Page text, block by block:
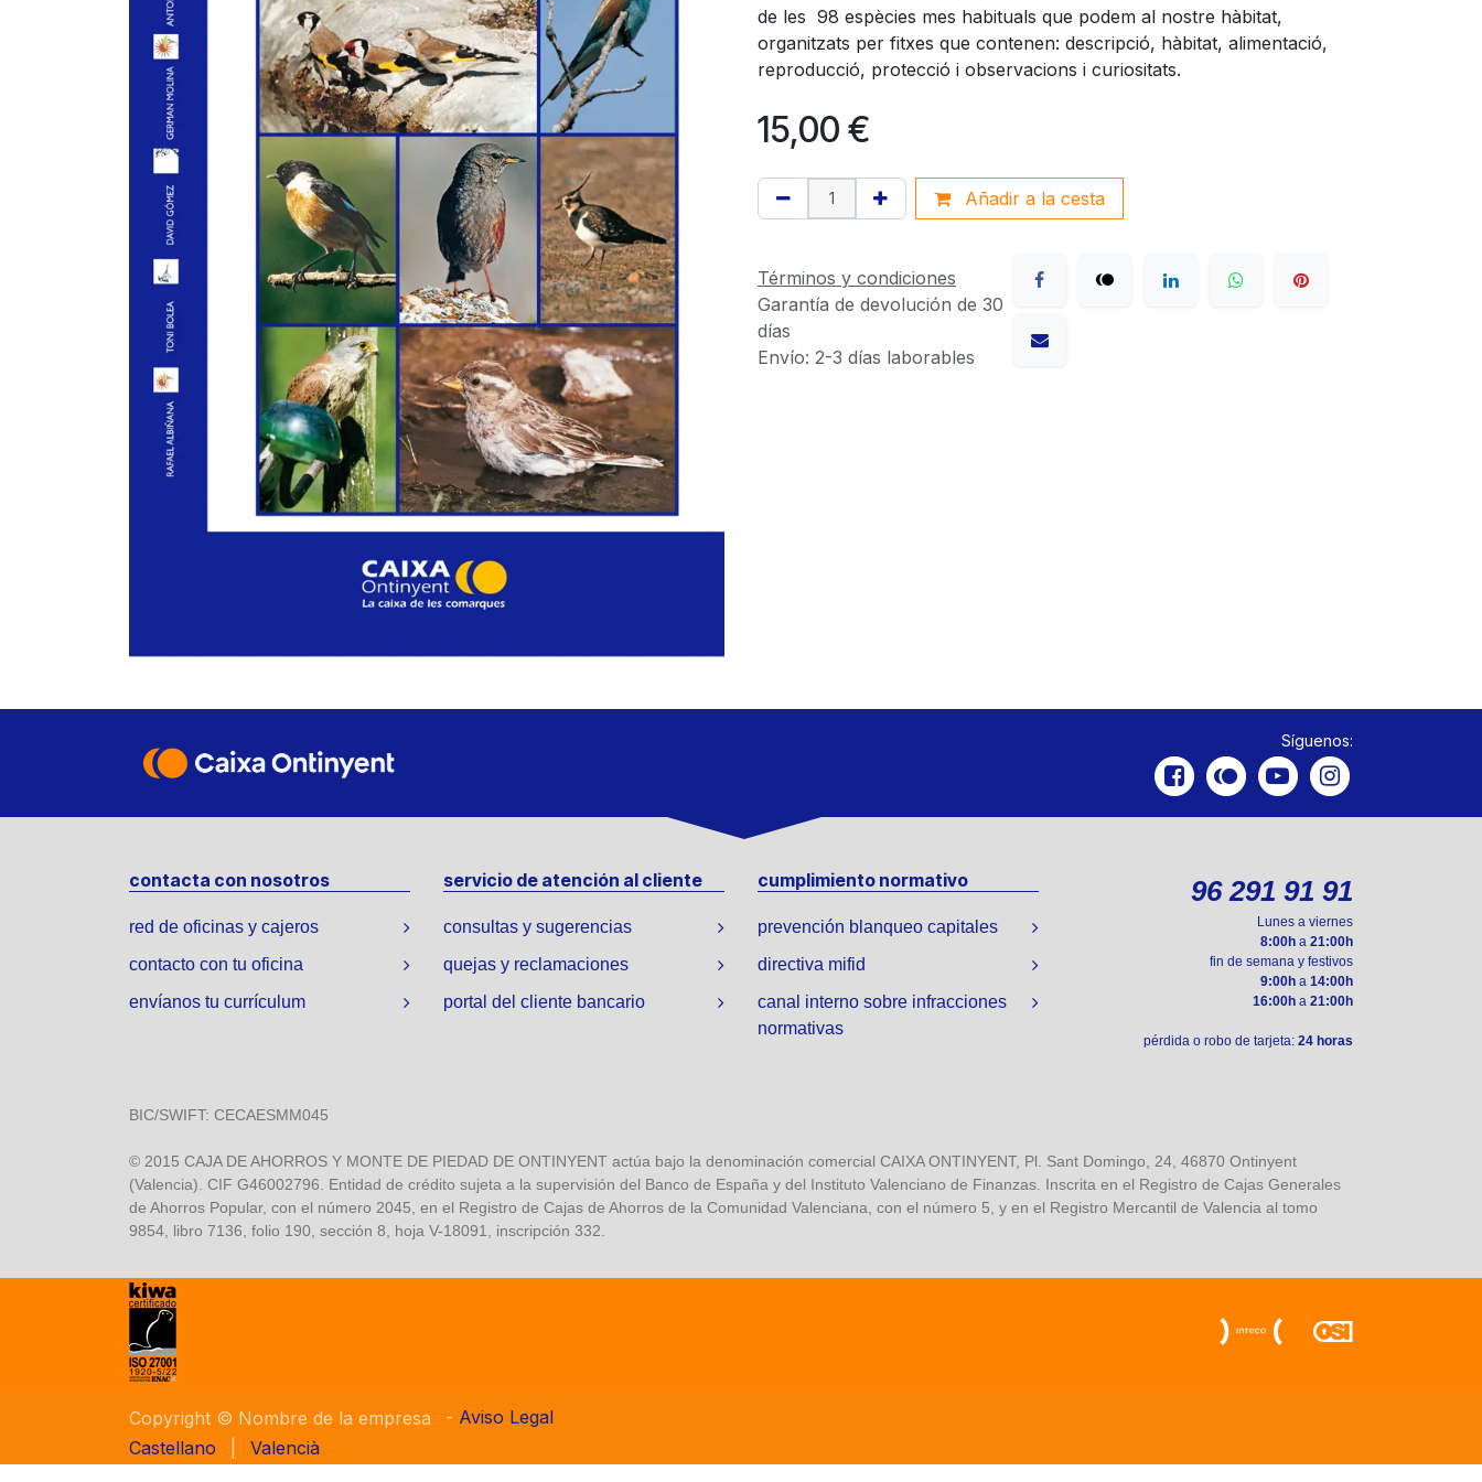
de les 98 espècies mes habituals que podem al nostre hàbitat,
organitzats per fitxes que contenen: descripció, hàbitat, alimentació,
reproducció, protecció i observacions i curiositats.
15,00 €
Añadir a la cesta
Términos y condiciones
Garantía de devolución de 30
días
Envío: 2-3 días laborables
Síguenos:
contacta con nosotros
red de oficinas y cajeros
contacto con tu oficina
envíanos tu currículum
servicio de atención al cliente
consultas y sugerencias
quejas y reclamaciones
portal del cliente bancario
cumplimiento normativo
prevención blanqueo capitales
directiva mifid
canal interno sobre infracciones
normativas
96 291 91 91
Lunes a viernes
8:00h a 21:00h
fin de semana y festivos
9:00h a 14:00h
16:00h a 21:00h
pérdida o robo de tarjeta: 24 horas
BIC/SWIFT: CECAESMM045
© 2015 CAJA DE AHORROS Y MONTE DE PIEDAD DE ONTINYENT actúa bajo la denominación comercial CAIXA ONTINYENT, Pl. Sant Domingo, 24, 46870 Ontinyent
(Valencia). CIF G46002796. Entidad de crédito sujeta a la supervisión del Banco de España y del Instituto Valenciano de Finanzas. Inscrita en el Registro de Cajas Generales
de Ahorros Popular, con el número 2045, en el Registro de Cajas de Ahorros de la Comunidad Valenciana, con el número 5, y en el Registro Mercantil de Valencia al tomo
9854, libro 7136, folio 190, sección 8, hoja V-18091, inscripción 332.
Copyright © Nombre de la empresa - Aviso Legal
Castellano
Valencià